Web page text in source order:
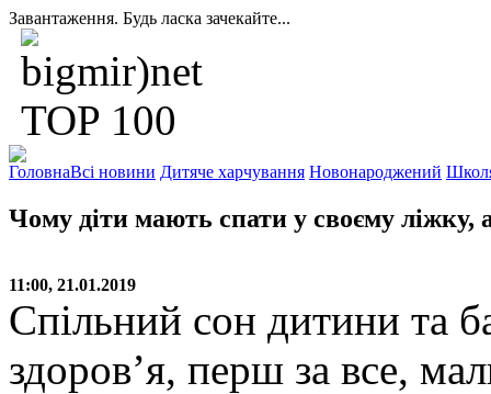
Завантаження. Будь ласка зачекайте...
ГоловнаВсі новини Дитяче харчування Новонароджений
Чому діти мають спати у своєму ліжку,
11:00, 21.01.2019
Спільний сон дитини та
здоров’я, перш за все,